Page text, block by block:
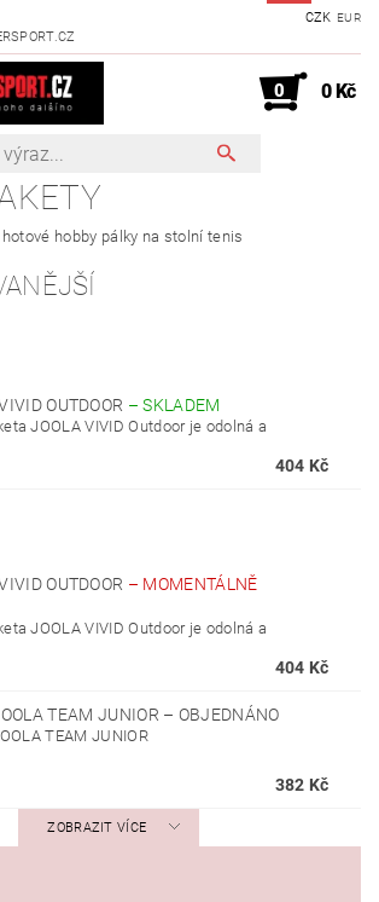
CZK EUR
0 0 Kč
hobby pálky na stolní tenis
OUTDOOR –SKLADEM
JOOLA VIVID Outdoor je odolná a
404 Kč
OUTDOOR – MOMENTÁLNĚ
JOOLA VIVID Outdoor je odolná a
404 Kč
TEAM JUNIOR – OBJEDNÁNO
TEAM JUNIOR
382 Kč
ZOBRAZIT VÍCE